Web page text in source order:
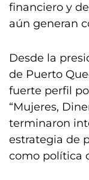
financiero y
aún generan
Desde la
de Puerto
fuerte perfil
“Mujeres,
terminaron
estrategia de
como política